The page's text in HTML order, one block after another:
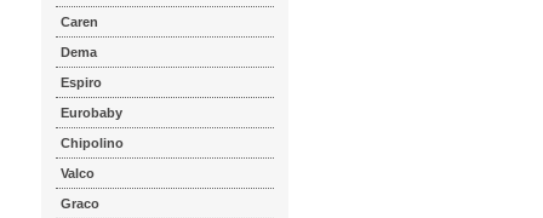
Caren
Dema
Espiro
Eurobaby
Chipolino
Valco
Graco